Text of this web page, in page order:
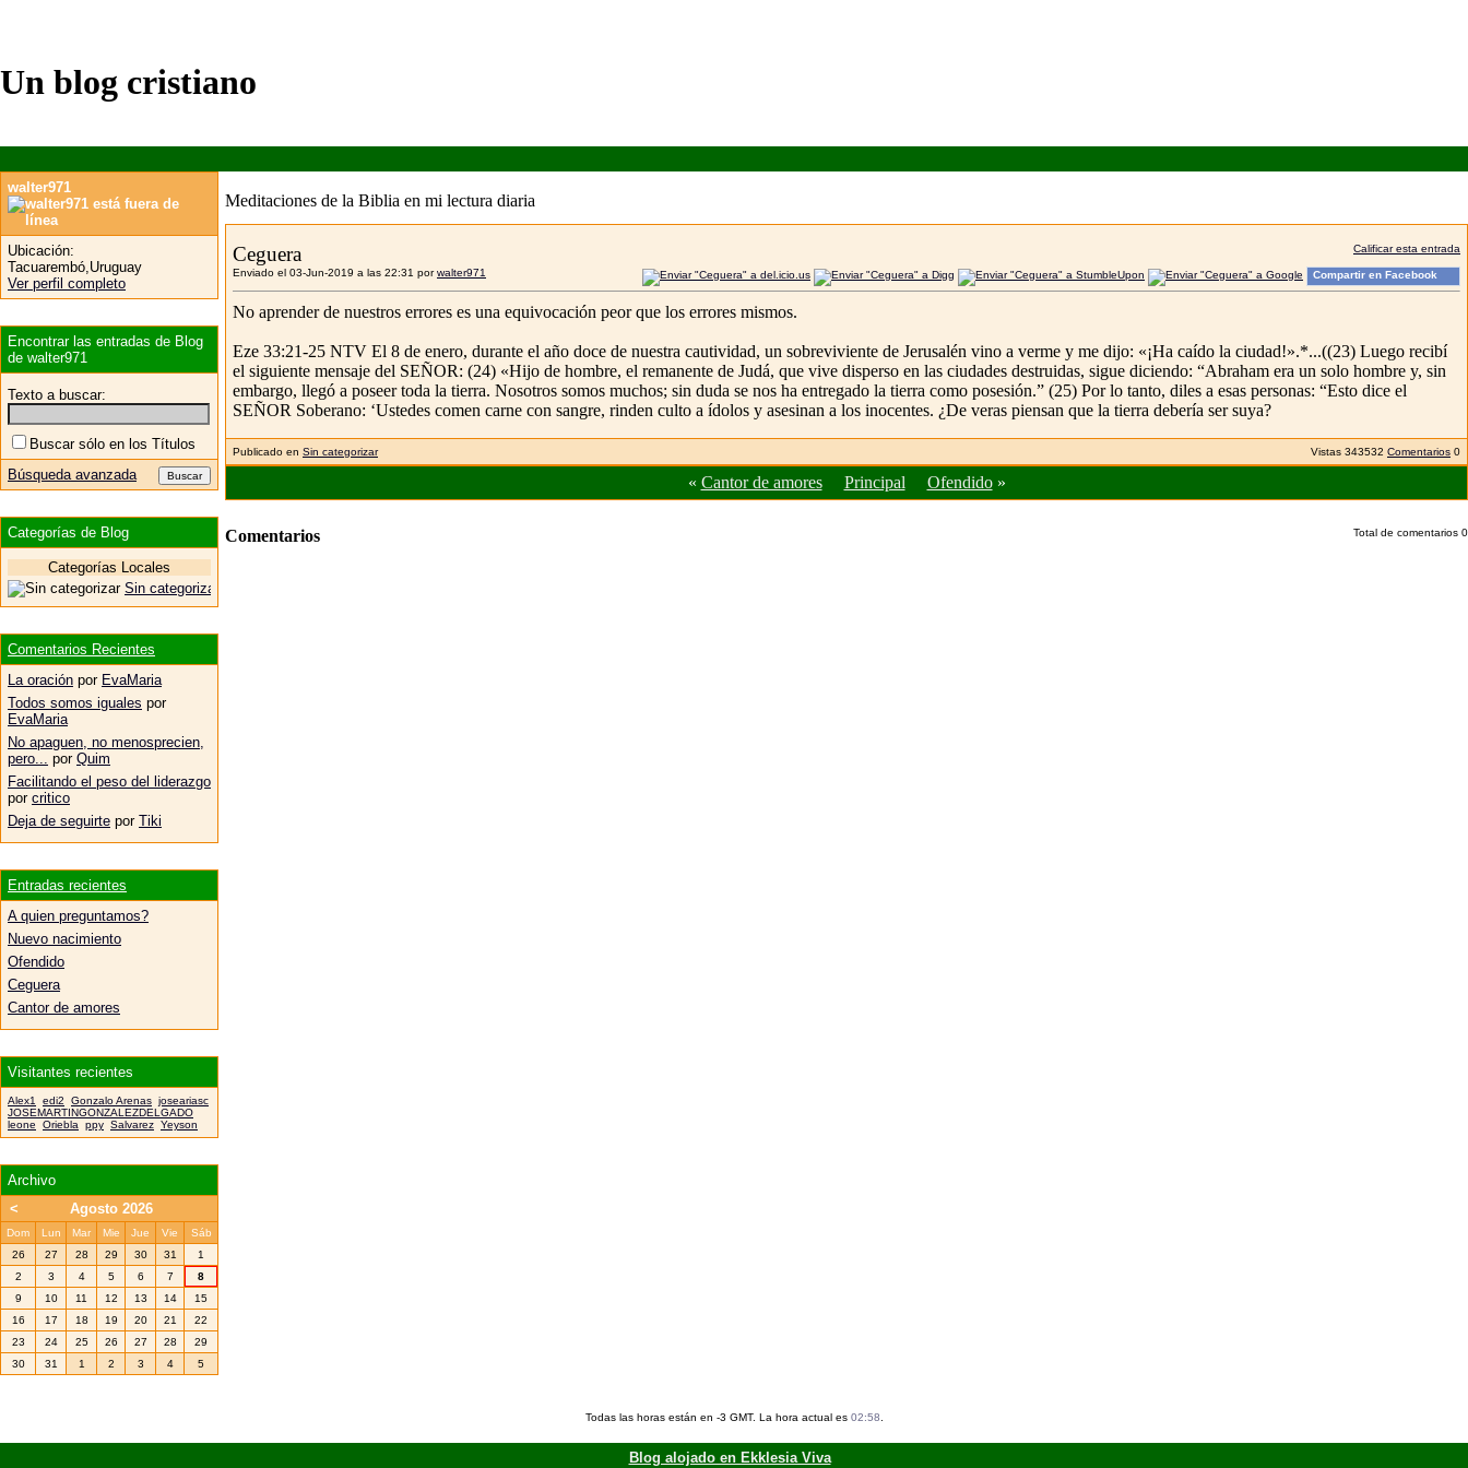
Un blog cristiano
Meditaciones de la Biblia en mi lectura diaria
Calificar esta entrada
Ceguera
Compartir en Facebook
Enviado el 03-Jun-2019 a las 22:31 porwalter971
No aprender de nuestros errores es una equivocación peor que los errores mismos.
Eze 33:21-25 NTV El 8 de enero, durante el año doce de nuestra cautividad, un sobreviviente de Jerusalén vino a verme y me dijo: «¡Ha caído la ciudad!».*...((23) Luego recibí
el siguiente mensaje del SEÑOR: (24) «Hijo de hombre, el remanente de Judá, que vive disperso en las ciudades destruidas, sigue diciendo: “Abraham era un solo hombre y, sin
embargo, llegó a poseer toda la tierra. Nosotros somos muchos; sin duda se nos ha entregado la tierra como posesión.” (25) Por lo tanto, diles a esas personas: “Esto dice el
SEÑOR Soberano: ‘Ustedes comen carne con sangre, rinden culto a ídolos y asesinan a los inocentes. ¿De veras piensan que la tierra debería ser suya?
Publicado en Sin categorizar Vistas 343532 Comentarios 0
« Cantor de amores Principal Ofendido»
Total de comentarios 0
Comentarios
walter971
Ubicación:
Tacuarembó,Uruguay
Ver perfil completo
Encontrar las entradas de Blog
de walter971
Texto a buscar:
Buscar sólo en los Títulos
Búsqueda avanzada
Categorías de Blog
Categorías Locales
Sin categorizar
Comentarios Recientes
La oración por EvaMaria
Todos somos iguales por
EvaMaria
No apaguen, no menosprecien,
pero...
por Quim
Facilitando el peso del liderazgo
por critico
Deja de seguirte por Tiki
Entradas recientes
A quien preguntamos?
Nuevo nacimiento
Ofendido
Ceguera
Cantor de amores
Visitantes recientes
Alex1 edi2 Gonzalo Arenas joseariasc
JOSEMARTINGONZALEZDELGADO
leone
Oriebla ppy Salvarez Yeyson
Archivo
<
Agosto 2026
Dom Lun Mar Mie Jue Vie
Sáb
26
27 28 29 30 31
1
2
3 4 5 6 7
8
9
10 11 12 13 14
15
16
17 18 19 20 21
22
23
24 25 26 27 28
29
30
31 1 2 3 4 5
Todas las horas están en -3 GMT. La hora actual es 02:58
Blog alojado en Ekklesia Viva